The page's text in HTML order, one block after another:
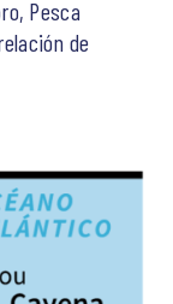
Pesca
de